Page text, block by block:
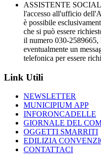
ASSISTENTE
l'accesso all'ufficio
è possibile
che si può essere
il numero 030-2589665,
eventualmente un
telefonica per essere
Link Utili
NEWSLETTER
MUNICIPIUM APP
INFORONCADELLE
GIORNALE DEL
OGGETTI SMARRITI
EDILIZIA
CONTATTACI